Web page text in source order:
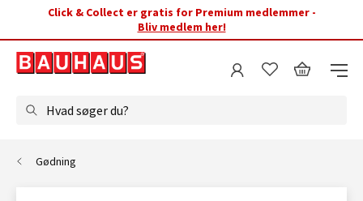
Click & Collect er gratis for Premium medlemmer -
Bliv medlem her!
Hvad søger du?
Gødning